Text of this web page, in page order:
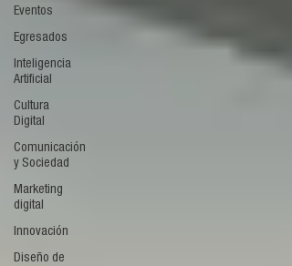
Eventos
Egresados
Inteligencia
Artificial
Cultura
Digital
Comunicación
y Sociedad
Marketing
digital
Innovación
Diseño de